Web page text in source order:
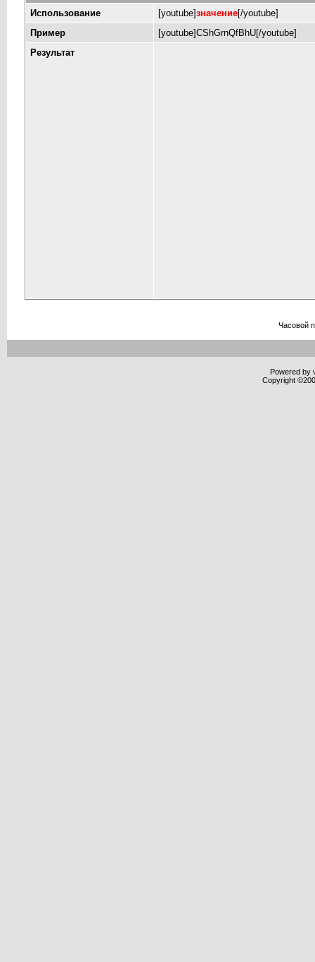
Использование [youtube]значение[/youtube]
Пример
[youtube]CShGrnQfBhU[/youtube]
Результат
Часовой
Powered by
Copyright